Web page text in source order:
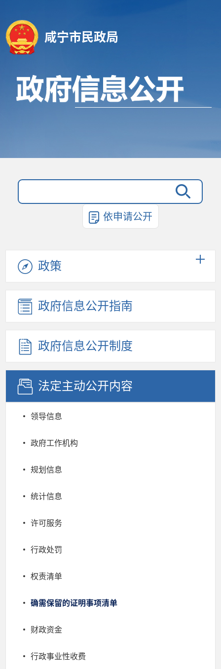
咸宁市民政局
依申请公开
政策
政府信息公开指南
政府信息公开制度
法定主动公开内容
领导信息
政府工作机构
规划信息
统计信息
许可服务
行政处罚
权责清单
确需保留的证明事项清单
财政资金
行政事业性收费